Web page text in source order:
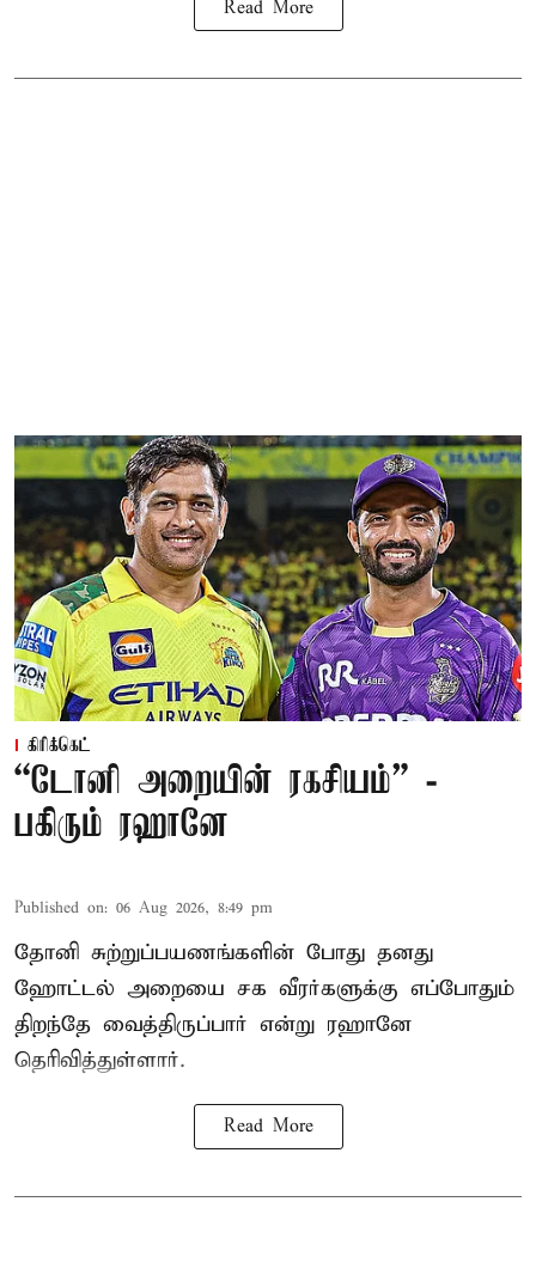
Read More
கிரிக்கெட்
“டோனி அறையின் ரகசியம்” -
பகிரும் ரஹானே
Published on: 06 Aug 2026, 8:49 pm
தோனி சுற்றுப்பயணங்களின் போது தனது
ஹோட்டல் அறையை சக வீரர்களுக்கு எப்போதும்
திறந்தே வைத்திருப்பார் என்று ரஹானே
தெரிவித்துள்ளார்.
Read More